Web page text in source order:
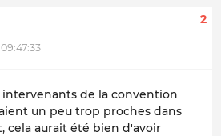
2
de la convention
un peu trop proches dans
cela aurait été bien d'avoir